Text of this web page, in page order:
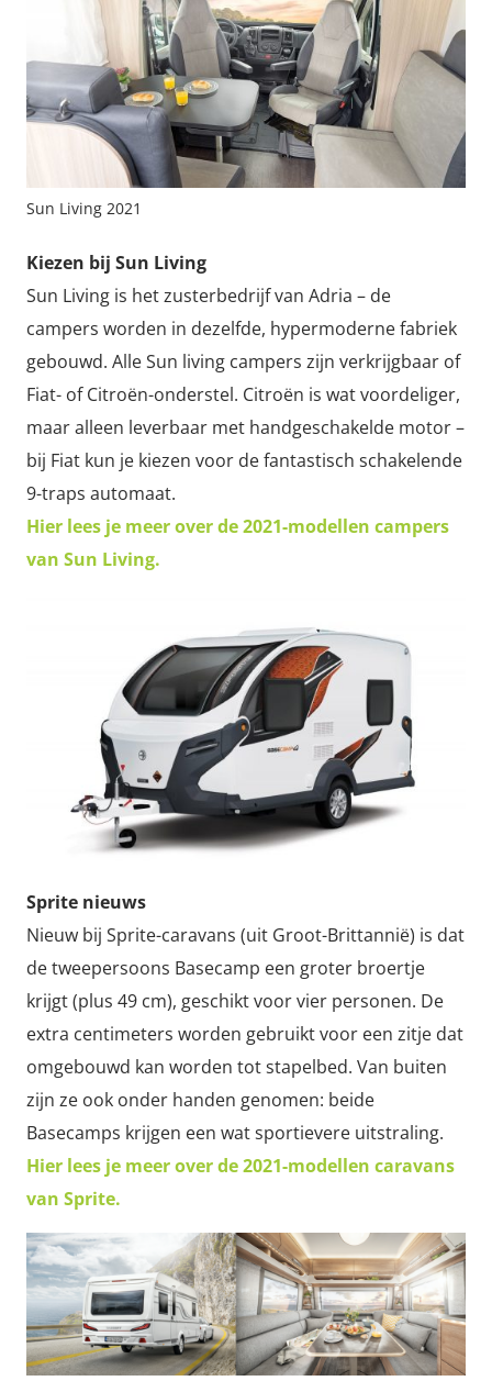
Sun Living 2021
Kiezen bij Sun Living
Sun Living is het zusterbedrijf van Adria – de
campers worden in dezelfde, hypermoderne fabriek
gebouwd. Alle Sun living campers zijn verkrijgbaar of
Fiat- of Citroën-onderstel. Citroën is wat voordeliger,
maar alleen leverbaar met handgeschakelde motor –
bij Fiat kun je kiezen voor de fantastisch schakelende
9-traps automaat.
Hier lees je meer over de 2021-modellen campers
van Sun Living.
Sprite nieuws
Nieuw bij Sprite-caravans (uit Groot-Brittannië) is dat
de tweepersoons Basecamp een groter broertje
krijgt (plus 49 cm), geschikt voor vier personen. De
extra centimeters worden gebruikt voor een zitje dat
omgebouwd kan worden tot stapelbed. Van buiten
zijn ze ook onder handen genomen: beide
Basecamps krijgen een wat sportievere uitstraling.
Hier lees je meer over de 2021-modellen caravans
van Sprite.